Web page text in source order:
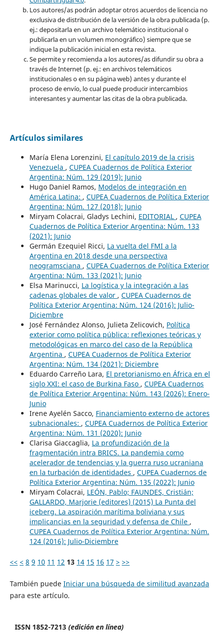
Los autores/as podrán adoptar otros acuerdos de licencia no
exclusiva de distribución de la versión de la obra publicada (p.
ej.: depositarla en un archivo telemático institucional o
publicarla en un volumen monográfico) siempre que se
indique la publicación inicial en esta revista.
Se permite y recomienda a los autores/as difundir su obra a
través de Internet (p. ej.: en archivos telemáticos
institucionales o en su página web) antes y durante el
proceso de envío, lo cual puede producir intercambios
interesantes y aumentar las citas de la obra publicada.
Artículos similares
María Elena Lorenzini, El capítulo 2019 de la crisis
Venezuela , CUPEA Cuadernos de Política Exterior
Argentina: Núm. 129 (2019): Junio
Hugo Daniel Ramos, Modelos de integración en
América Latina: , CUPEA Cuadernos de Política Exterior
Argentina: Núm. 127 (2018): Junio
Miryam Colacrai, Gladys Lechini, EDITORIAL , CUPEA
Cuadernos de Política Exterior Argentina: Núm. 133
(2021): Junio
Germán Ezequiel Ricci, La vuelta del FMI a la
Argentina en 2018 desde una perspectiva
neogramsciana , CUPEA Cuadernos de Política Exterior
Argentina: Núm. 133 (2021): Junio
Elsa Marinucci, La logística y la integración a las
cadenas globales de valor , CUPEA Cuadernos de
Política Exterior Argentina: Núm. 124 (2016): Julio-
Diciembre
José Fernández Alonso, Julieta Zelicovich, Política
exterior como política pública: reflexiones teóricas y
metodológicas en marco del caso de la República
Argentina , CUPEA Cuadernos de Política Exterior
Argentina: Núm. 134 (2021): Diciembre
Eduardo Carreño Lara, El pretorianismo en África en el
siglo XXI: el caso de Burkina Faso , CUPEA Cuadernos
de Política Exterior Argentina: Núm. 143 (2026): Enero-
Junio
Irene Ayelén Sacco, Financiamiento externo de actores
subnacionales: , CUPEA Cuadernos de Política Exterior
Argentina: Núm. 131 (2020): Junio
Clarisa Giaccaglia, La profundización de la
fragmentación intra BRICS. La pandemia como
acelerador de tendencias y la guerra ruso ucraniana
en la turbación de identidades , CUPEA Cuadernos de
Política Exterior Argentina: Núm. 135 (2022): Junio
Miryam Colacrai, LEÓN, Pablo; FAUNDES, Cristián;
GALLARDO, Marjorie (editores) (2015) La Punta del
iceberg. La aspiración marítima boliviana y sus
implicancias en la seguridad y defensa de Chile ,
CUPEA Cuadernos de Política Exterior Argentina: Núm.
124 (2016): Julio-Diciembre
<< < 8 9 10 11 12 13 14 15 16 17 > >>
También puede Iniciar una búsqueda de similitud avanzada
para este artículo.
ISSN 1852-7213 (edición en línea)